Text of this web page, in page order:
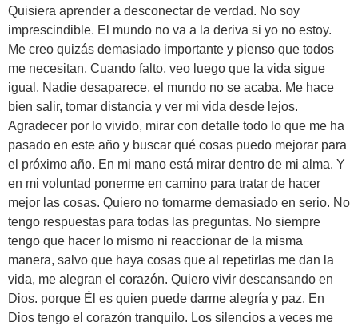
Quisiera aprender a desconectar de verdad. No soy
imprescindible. El mundo no va a la deriva si yo no estoy.
Me creo quizás demasiado importante y pienso que todos
me necesitan. Cuando falto, veo luego que la vida sigue
igual. Nadie desaparece, el mundo no se acaba. Me hace
bien salir, tomar distancia y ver mi vida desde lejos.
Agradecer por lo vivido, mirar con detalle todo lo que me ha
pasado en este año y buscar qué cosas puedo mejorar para
el próximo año. En mi mano está mirar dentro de mi alma. Y
en mi voluntad ponerme en camino para tratar de hacer
mejor las cosas. Quiero no tomarme demasiado en serio. No
tengo respuestas para todas las preguntas. No siempre
tengo que hacer lo mismo ni reaccionar de la misma
manera, salvo que haya cosas que al repetirlas me dan la
vida, me alegran el corazón. Quiero vivir descansando en
Dios. porque Él es quien puede darme alegría y paz. En
Dios tengo el corazón tranquilo. Los silencios a veces me